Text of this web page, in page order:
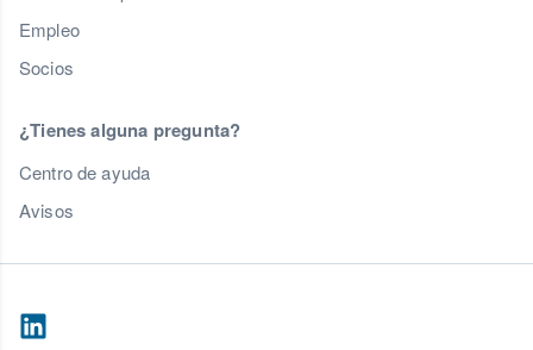
Empleo
Socios
¿Tienes alguna pregunta?
Centro de ayuda
Avisos